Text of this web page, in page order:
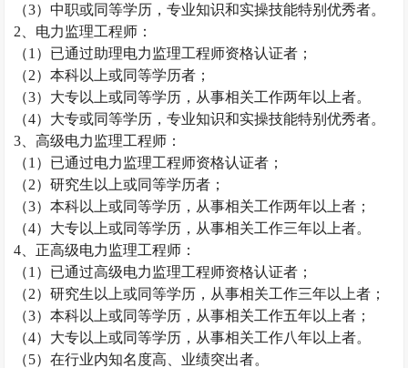
（3）中职或同等学历，专业知识和实操技能特别优秀者。
2 、电力监理工程师：
（1 ）已通过助理电力监理工程师资格认证者；
（2）本科以上或同等学历者；
（3）大专以上或同等学历，从事相关工作两年以上者。
（4）大专或同等学历，专业知识和实操技能特别优秀者。
3 、高级电力监理工程师：
（1 ）已通过电力监理工程师资格认证者；
（2）研究生以上或同等学历者；
（3）本科以上或同等学历，从事相关工作两年以上者；
（4）大专以上或同等学历，从事相关工作三年以上者。
4 、正高级电力监理工程师：
（1 ）已通过高级电力监理工程师资格认证者；
（2）研究生以上或同等学历，从事相关工作三年以上者；
（3）本科以上或同等学历，从事相关工作五年以上者；
（4）大专以上或同等学历，从事相关工作八年以上者。
（5）在行业内知名度高、业绩突出者。